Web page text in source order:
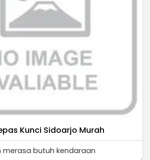
Kunci Sidoarjo Murah
merasa butuh kendaraan